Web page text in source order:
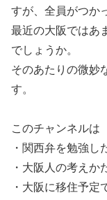
すが、全員がつか
最近の大阪ではあ
でしょうか。
そのあたりの微妙
す。
このチャンネルは
・関西弁を勉強し
・大阪人の考えか
・大阪に移住予定